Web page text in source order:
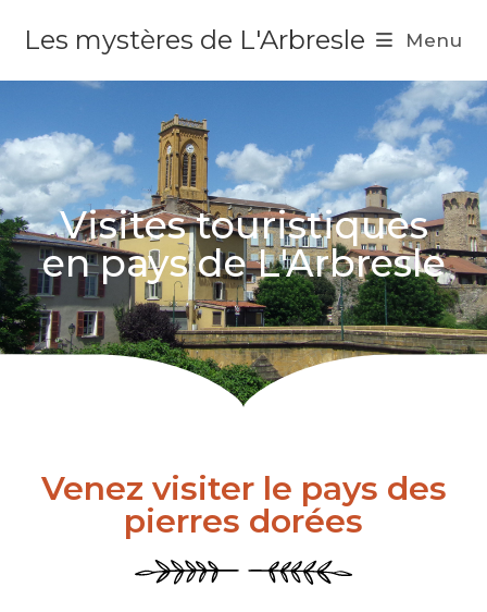
Les mystères de L'Arbresle Menu
Visites touristiques
en pays de L'Arbresle
Venez visiter le pays des
pierres dorées